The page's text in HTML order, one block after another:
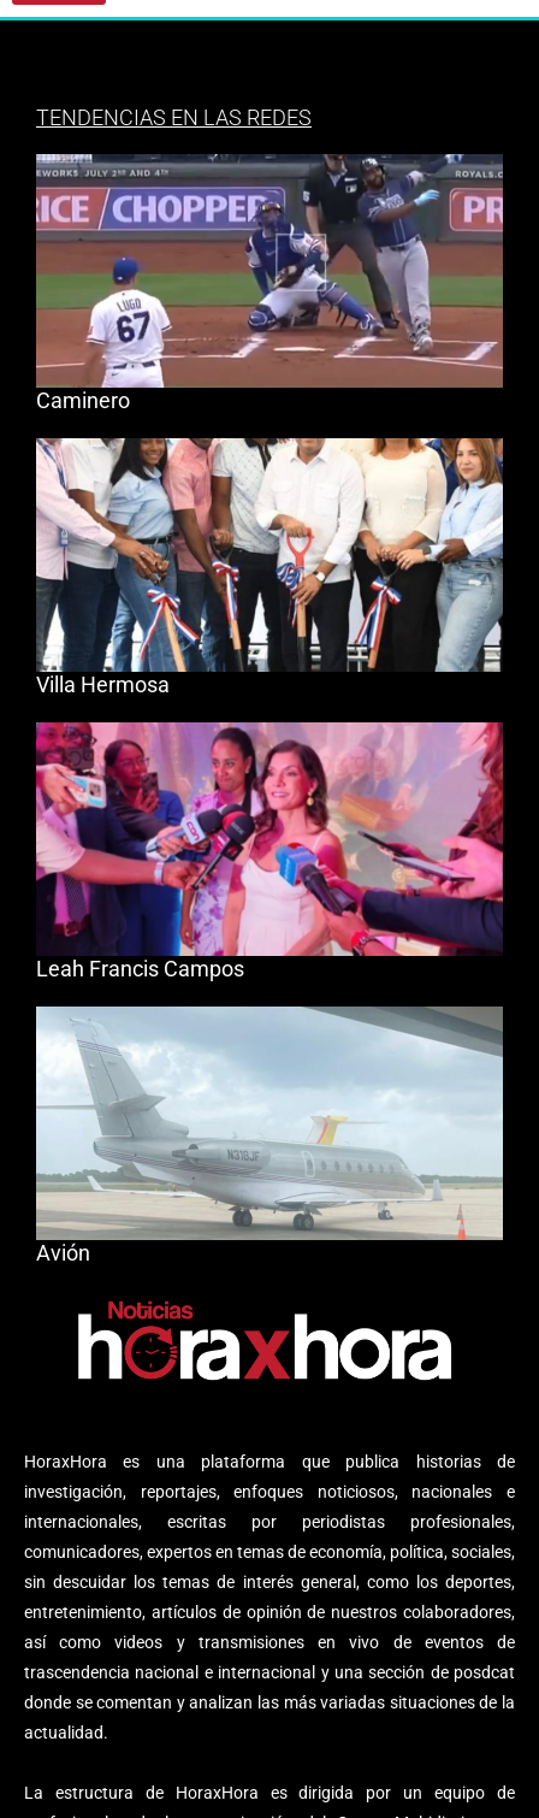
HoraxHora es una plataforma que publica historias de
investigación, reportajes, enfoques noticiosos, nacionales e
internacionales, escritas por periodistas profesionales,
comunicadores, expertos en temas de economía, política, sociales,
sin descuidar los temas de interés general, como los deportes,
entretenimiento, artículos de opinión de nuestros colaboradores,
así como videos y transmisiones en vivo de eventos de
trascendencia nacional e internacional y una sección de posdcat
donde se comentan y analizan las más variadas situaciones de la
actualidad.
La estructura de HoraxHora es dirigida por un equipo de
TENDENCIAS EN LAS REDES
Caminero
Villa Hermosa
Leah Francis Campos
Avión